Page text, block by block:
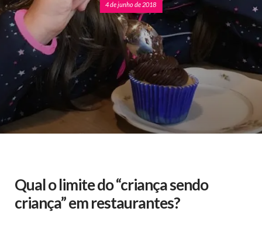
4 de junho de 2018
Qual o limite do “criança sendo
criança” em restaurantes?